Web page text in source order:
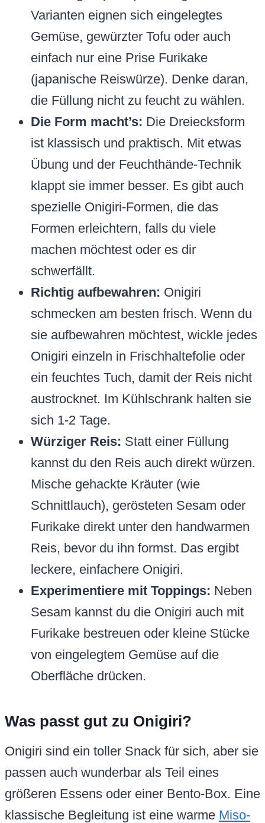
Varianten eignen sich eingelegtes
Gemüse, gewürzter Tofu oder auch
einfach nur eine Prise Furikake
(japanische Reiswürze). Denke daran,
die Füllung nicht zu feucht zu wählen.
Die Form macht’s: Die Dreiecksform
ist klassisch und praktisch. Mit etwas
Übung und der Feuchthände-Technik
klappt sie immer besser. Es gibt auch
spezielle Onigiri-Formen, die das
Formen erleichtern, falls du viele
machen möchtest oder es dir
schwerfällt.
Richtig aufbewahren: Onigiri
schmecken am besten frisch. Wenn du
sie aufbewahren möchtest, wickle jedes
Onigiri einzeln in Frischhaltefolie oder
ein feuchtes Tuch, damit der Reis nicht
austrocknet. Im Kühlschrank halten sie
sich 1-2 Tage.
Würziger Reis: Statt einer Füllung
kannst du den Reis auch direkt würzen.
Mische gehackte Kräuter (wie
Schnittlauch), gerösteten Sesam oder
Furikake direkt unter den handwarmen
Reis, bevor du ihn formst. Das ergibt
leckere, einfachere Onigiri.
Experimentiere mit Toppings: Neben
Sesam kannst du die Onigiri auch mit
Furikake bestreuen oder kleine Stücke
von eingelegtem Gemüse auf die
Oberfläche drücken.
Was passt gut zu Onigiri?
Onigiri sind ein toller Snack für sich, aber sie
passen auch wunderbar als Teil eines
größeren Essens oder einer Bento-Box. Eine
klassische Begleitung ist eine warme Miso-